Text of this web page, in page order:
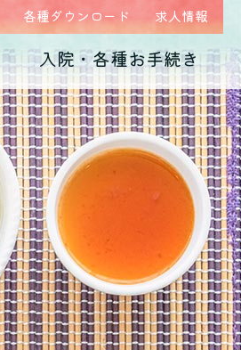
各種ダウンロード 求人情報
入院・各種お手続き
虐待
害
書